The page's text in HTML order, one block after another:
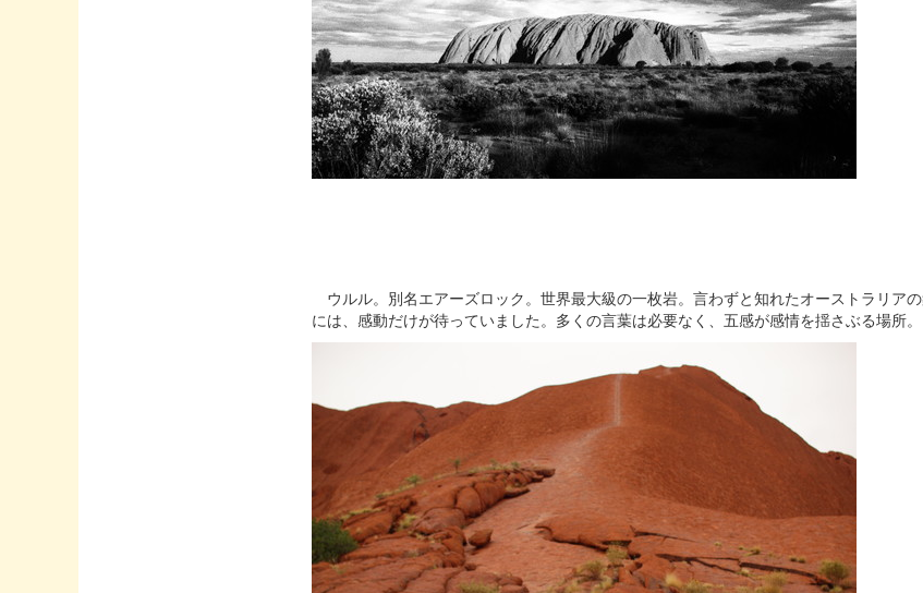
ウルル。別名エアーズロック。世界最大級の一枚岩。言わずと知れたオーストラリア
には、感動だけが待っていました。多くの言葉は必要なく、五感が感情を揺さぶる場所。